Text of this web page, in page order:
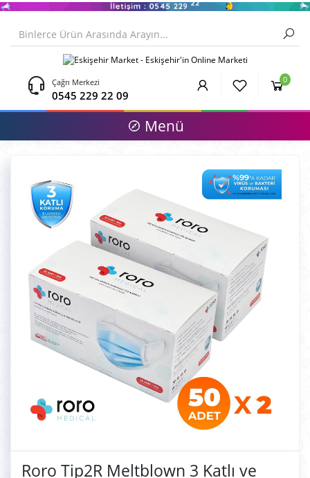
Çağrı Merkezi
0545 229 22 09
0
Menü
Roro Tip2R Meltblown 3 Katlı ve